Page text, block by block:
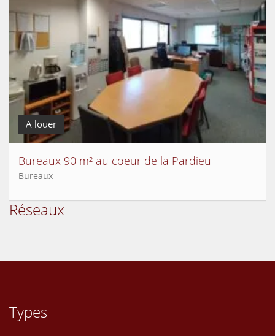
A louer
Bureaux 90 m² au coeur de la Pardieu
Bureaux
Réseaux
Types